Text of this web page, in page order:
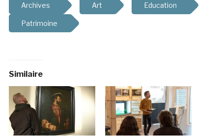
Archives Art Education
Patrimoine
Similaire